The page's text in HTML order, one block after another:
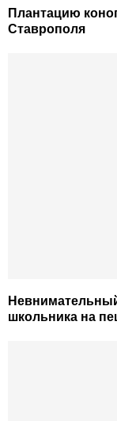
Плантацию
Ставрополя
школьника на